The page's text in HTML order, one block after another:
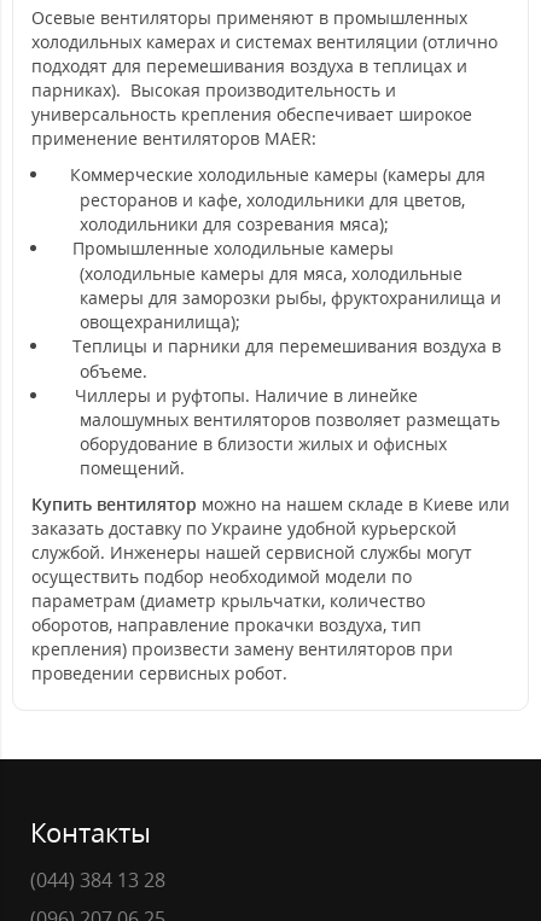
Осевые вентиляторы применяют в промышленных
холодильных камерах и системах вентиляции (отлично
подходят для перемешивания воздуха в теплицах и
парниках). Высокая производительность и
универсальность крепления обеспечивает широкое
применение вентиляторов MAER:
Коммерческие холодильные камеры (камеры для
ресторанов и кафе, холодильники для цветов,
холодильники для созревания мяса);
Промышленные холодильные камеры
(холодильные камеры для мяса, холодильные
камеры для заморозки рыбы, фруктохранилища и
овощехранилища);
Теплицы и парники для перемешивания воздуха в
объеме.
Чиллеры и руфтопы. Наличие в линейке
малошумных вентиляторов позволяет размещать
оборудование в близости жилых и офисных
помещений.
Купить вентилятор можно на нашем складе в Киеве или
заказать доставку по Украине удобной курьерской
службой. Инженеры нашей сервисной службы могут
осуществить подбор необходимой модели по
параметрам (диаметр крыльчатки, количество
оборотов, направление прокачки воздуха, тип
крепления) произвести замену вентиляторов при
проведении сервисных робот.
Контакты
(044) 384 13 28